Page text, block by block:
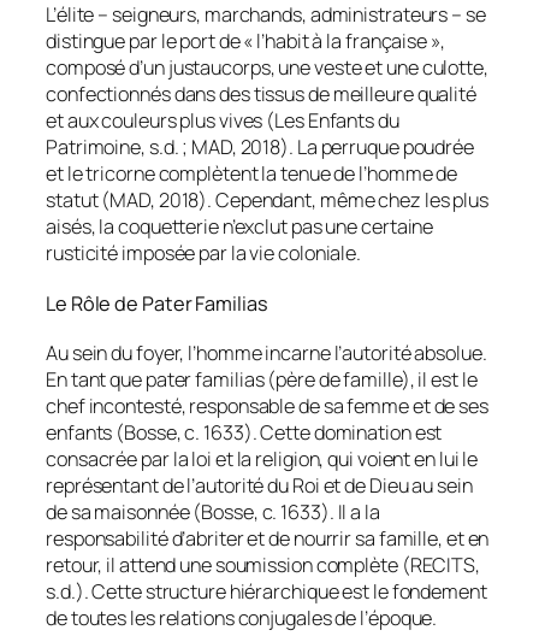
L’élite – seigneurs, marchands, administrateurs – se
distingue par le port de « l’habit à la française »,
composé d’un justaucorps, une veste et une culotte,
confectionnés dans des tissus de meilleure qualité
et aux couleurs plus vives (Les Enfants du
Patrimoine, s.d. ; MAD, 2018). La perruque poudrée
et le tricorne complètent la tenue de l’homme de
statut (MAD, 2018). Cependant, même chez les plus
aisés, la coquetterie n’exclut pas une certaine
rusticité imposée par la vie coloniale.
Le Rôle de Pater Familias
Au sein du foyer, l’homme incarne l’autorité absolue.
En tant quepater familias(père de famille), il est le
chef incontesté, responsable de sa femme et de ses
enfants (Bosse, c. 1633). Cette domination est
consacrée par la loi et la religion, qui voient en lui le
représentant de l’autorité du Roi et de Dieu au sein
de sa maisonnée (Bosse, c. 1633). Il a la
responsabilité d’abriter et de nourrir sa famille, et en
retour, il attend une soumission complète (RECITS,
s.d.). Cette structure hiérarchique est le fondement
de toutes les relations conjugales de l’époque.